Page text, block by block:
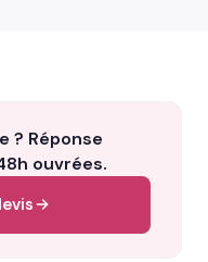
? Réponse
ouvrées.